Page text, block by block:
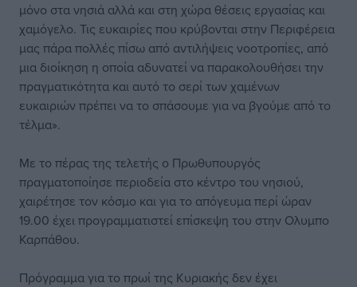
μόνο στα νησιά αλλά και στη χώρα θέσεις εργασίας και
χαμόγελο. Τις ευκαιρίες που κρύβονται στην Περιφέρεια
μας πάρα πολλές πίσω από αντιλήψεις νοοτροπίες, από
μια διοίκηση η οποία αδυνατεί να παρακολουθήσει την
πραγματικότητα και αυτό το σερί των χαμένων
ευκαιριών πρέπει να το σπάσουμε για να βγούμε από το
τέλμα».
Με το πέρας της τελετής ο Πρωθυπουργός
πραγματοποίησε περιοδεία στο κέντρο του νησιού,
χαιρέτησε τον κόσμο και για το απόγευμα περί ώραν
19.00 έχει προγραμματιστεί επίσκεψη του στην Ολυμπο
Καρπάθου.
Πρόγραμμα για το πρωί της Κυριακής δεν έχει